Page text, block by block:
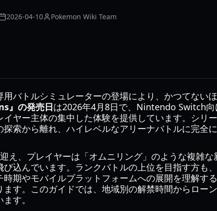
2026-04-10 Pokemon Wiki Team
バトルシミュレーターの登場により、かつてない
』の発売日は2026年4月8日で、Nintendo Switch向
ヤー主体の集中した体験を提供しています。シリ
索から離れ、ハイレベルなアリーナバトルに完全
え、プレイヤーは「オムニリング」のような複雑な
込んでいます。ランクバトルの上位を目指す方も
期やモバイルプラットフォームへの展開を理解す
す。このガイドでは、地域別の解禁時間からロー
す。